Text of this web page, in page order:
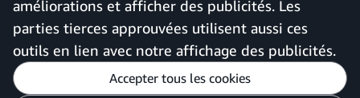
améliorations et afficher des publicités. Les
parties tierces approuvées utilisent aussi ces
outils en lien avec notre affichage des publicités.
Accepter tous les cookies
France